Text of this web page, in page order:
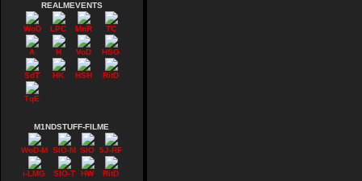
REALMEVENTS
WoD LPC MnR TC
A H VoD HSG
SdT HK HSH RitD
TqE
M1NDSTUFF-FILME
WoD-M SIO-M SIO 5J-RF
i-LMG SIO-T HW RitD